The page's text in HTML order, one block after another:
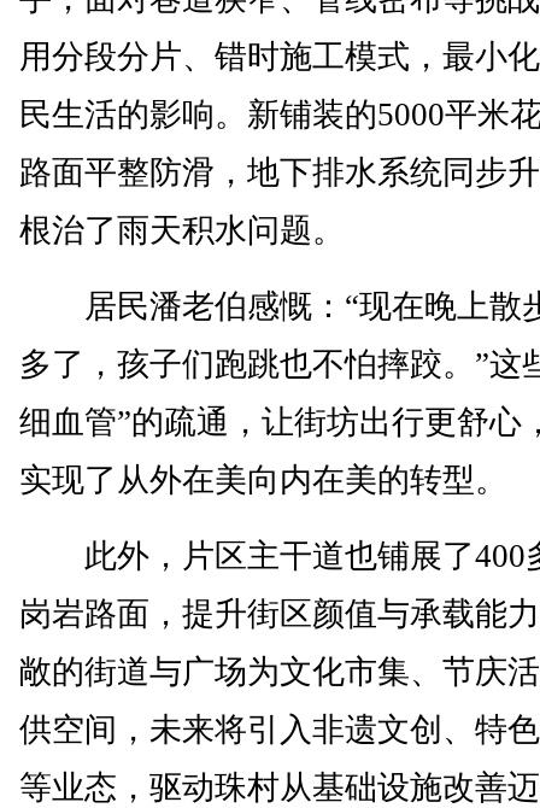
用分段分片、错时施工模式，最小
民生活的影响。新铺装的5000平米
路面平整防滑，地下排水系统同步
根治了雨天积水问题。
居民潘老伯感慨：“现在晚上散
多了，孩子们跑跳也不怕摔跤。”这
细血管”的疏通，让街坊出行更舒心
实现了从外在美向内在美的转型。
此外，片区主干道也铺展了400
岗岩路面，提升街区颜值与承载能
敞的街道与广场为文化市集、节庆
供空间，未来将引入非遗文创、特
等业态，驱动珠村从基础设施改善